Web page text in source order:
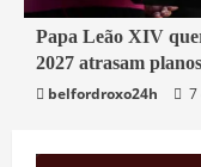
3 min read
Mundo
Papa Leão XIV
2027 atrasam planos
belfordroxo24h
7